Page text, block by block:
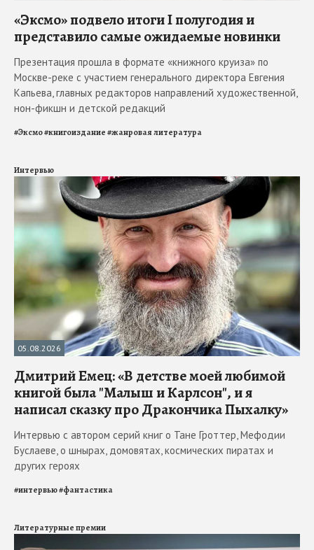
«Эксмо» подвело итоги I полугодия и
представило самые ожидаемые новинки
Презентация прошла в формате «книжного круиза» по
Москве-реке с участием генерального директора Евгения
Капьева, главных редакторов направлений художественной,
нон-фикшн и детской редакций
#Эксмо#книгоиздание#жанровая литература
Интервью
05.08.2026
Дмитрий Емец: «В детстве моей любимой
книгой была "Малыш и Карлсон", и я
написал сказку про Дракончика Пыхалку»
Интервью с автором серий книг о Тане Гроттер, Мефодии
Буслаеве, о шнырах, домовятах, космических пиратах и
других героях
#интервью#фантастика
Литературные премии